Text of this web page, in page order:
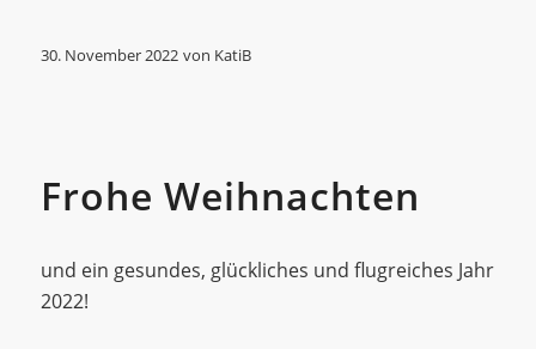
30. November 2022 von KatiB
Frohe Weihnachten
und ein gesundes, glückliches und flugreiches Jahr
2022!